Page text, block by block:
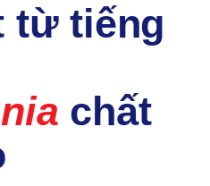
từ tiếng
chất